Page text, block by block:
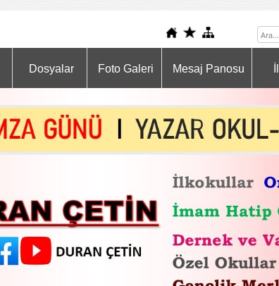
Dosyalar Foto Galeri Mesaj Panosu